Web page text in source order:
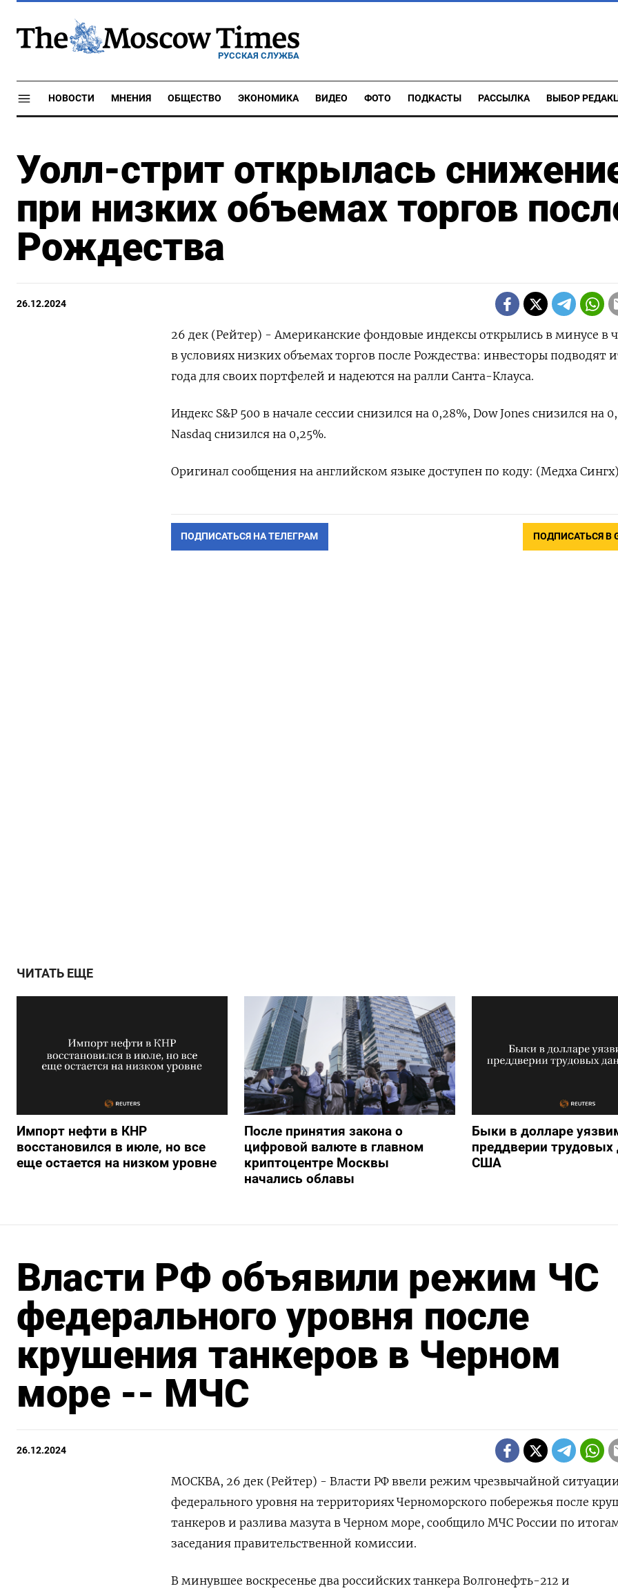
РУССКАЯ СЛУЖБА
НОВОСТИ МНЕНИЯ ОБЩЕСТВО ЭКОНОМИКА ВИДЕО ФОТО ПОДКАСТЫ РАССЫЛКА ВЫБОР
Уолл-стрит открылась
при низких объемах торгов
Рождества
26.12.2024
26 дек (Рейтер) - Американские фондовые индексы открылись в минусе в
в условиях низких объемах торгов после Рождества: инвесторы подводят
года для своих портфелей и надеются на ралли Санта-Клауса.
Индекс S&P 500 в начале сессии снизился на 0,28%, Dow Jones снизился на
Nasdaq снизился на 0,25%.
Оригинал сообщения на английском языке доступен по коду: (Медха Сингх)
ПОДПИСАТЬСЯ НА ТЕЛЕГРАМ ПОДПИСАТЬСЯ В
ЧИТАТЬ ЕЩЕ
Импорт нефти в КНР
восстановился в июле, но все
еще остается на низком уровне
После принятия закона о
цифровой валюте в главном
криптоцентре Москвы
начались облавы
Быки в долларе
преддверии
США
Власти РФ объявили режим ЧС
федерального уровня после
крушения танкеров в Черном
море -- МЧС
26.12.2024
МОСКВА, 26 дек (Рейтер) - Власти РФ ввели режим чрезвычайной
федерального уровня на территориях Черноморского побережья после
танкеров и разлива мазута в Черном море, сообщило МЧС России по
заседания правительственной комиссии.
В минувшее воскресенье два российских танкера Волгонефть-212 и